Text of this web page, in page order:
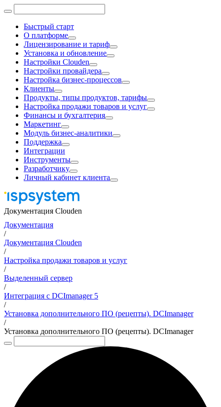
Быстрый старт
О платформе
Лицензирование и тариф
Установка и обновление
Настройки Clouden
Настройки провайдера
Настройка бизнес-процессов
Клиенты
Продукты, типы продуктов, тарифы
Настройка продажи товаров и услуг
Финансы и бухгалтерия
Маркетинг
Модуль бизнес-аналитики
Поддержка
Интеграции
Инструменты
Разработчику
Личный кабинет клиента
Документация Clouden
Документация
/
Документация Clouden
/
Настройка продажи товаров и услуг
/
Выделенный сервер
/
Интеграция с DCImanager 5
/
Установка дополнительного ПО (рецепты). DCImanager
/
Установка дополнительного ПО (рецепты). DCImanager